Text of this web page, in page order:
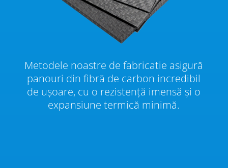
Metodele noastre de fabricatie asigură
panouri din fibră de carbon incredibil
de ușoare, cu o rezistență imensă și o
expansiune termică minimă.